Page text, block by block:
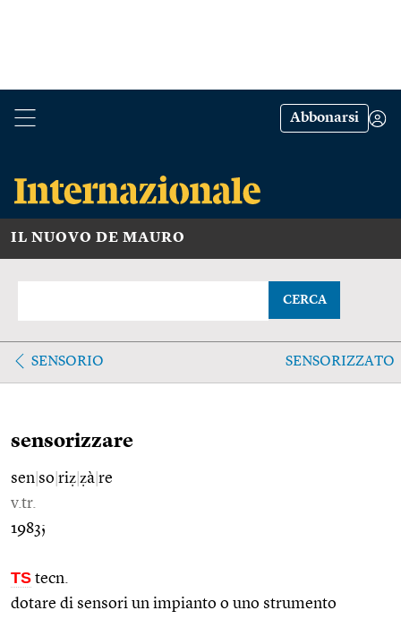
Abbonarsi
IL NUOVO DE MAURO
CERCA
SENSORIO SENSORIZZATO
sensorizzare
sen so riẓ ẓà re
v.tr.
1983;
TS tecn.
dotare di sensori un impianto o uno strumento